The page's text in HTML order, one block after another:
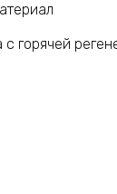
горячей